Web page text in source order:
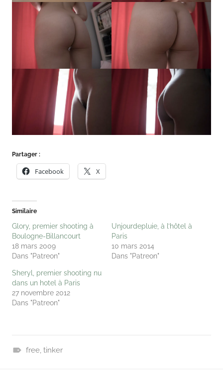
Partager :
Facebook X
Similaire
Glory, premier shooting à
Boulogne-Billancourt
18 mars 2009
Dans "Patreon"
Unjourdepluie, à l’hôtel à
Paris
10 mars 2014
Dans "Patreon"
Sheryl, premier shooting nu
dans un hotel à Paris
27 novembre 2012
Dans "Patreon"
free, tinker